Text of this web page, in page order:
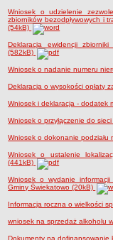
WŁADZE I STRUKTURA
Struktura
Rada gminy
Wójt
Urząd gminy
ORGANIZACJE
Statut
Uchwały
Protokoły
Wniosek o udzielenie
zbiorników bezodpływowych i
(54kB)
Deklaracja ewidencji zbiorniki
(582kB)
Wniosek o nadanie numeru
Deklaracja o wysokości opłaty
Wniosek i deklaracja - dodatek
Wniosek o przyłączenie do
Wniosek o dokonanie podziału
Wniosek o ustalenie
(441kB)
Wniosek o wydanie
Gminy Świekatowo (20kB)
Informacja roczna o wielkości
wniosek na sprzedaż alkoholu
Dokumenty na dofinansowanie